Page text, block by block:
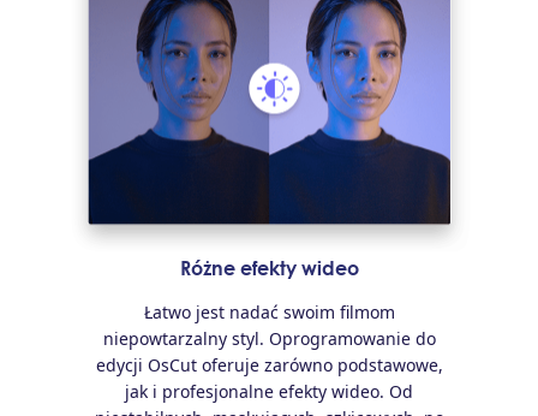
Różne efekty wideo
Łatwo jest nadać swoim filmom
niepowtarzalny styl. Oprogramowanie do
edycji OsCut oferuje zarówno podstawowe,
jak i profesjonalne efekty wideo. Od